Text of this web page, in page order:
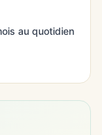
au quotidien